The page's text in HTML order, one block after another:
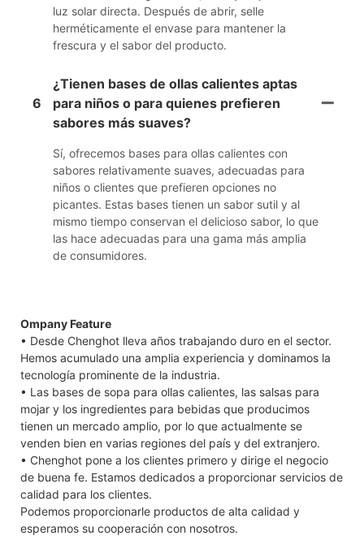
luz solar directa. Después de abrir, selle
herméticamente el envase para mantener la
frescura y el sabor del producto.
6
¿Tienen bases de ollas calientes aptas
para niños o para quienes prefieren
sabores más suaves?
Sí, ofrecemos bases para ollas calientes con
sabores relativamente suaves, adecuadas para
niños o clientes que prefieren opciones no
picantes. Estas bases tienen un sabor sutil y al
mismo tiempo conservan el delicioso sabor, lo que
las hace adecuadas para una gama más amplia
de consumidores.
Ompany Feature
• Desde Chenghot lleva años trabajando duro en el sector.
Hemos acumulado una amplia experiencia y dominamos la
tecnología prominente de la industria.
• Las bases de sopa para ollas calientes, las salsas para
mojar y los ingredientes para bebidas que producimos
tienen un mercado amplio, por lo que actualmente se
venden bien en varias regiones del país y del extranjero.
• Chenghot pone a los clientes primero y dirige el negocio
de buena fe. Estamos dedicados a proporcionar servicios de
calidad para los clientes.
Podemos proporcionarle productos de alta calidad y
esperamos su cooperación con nosotros.